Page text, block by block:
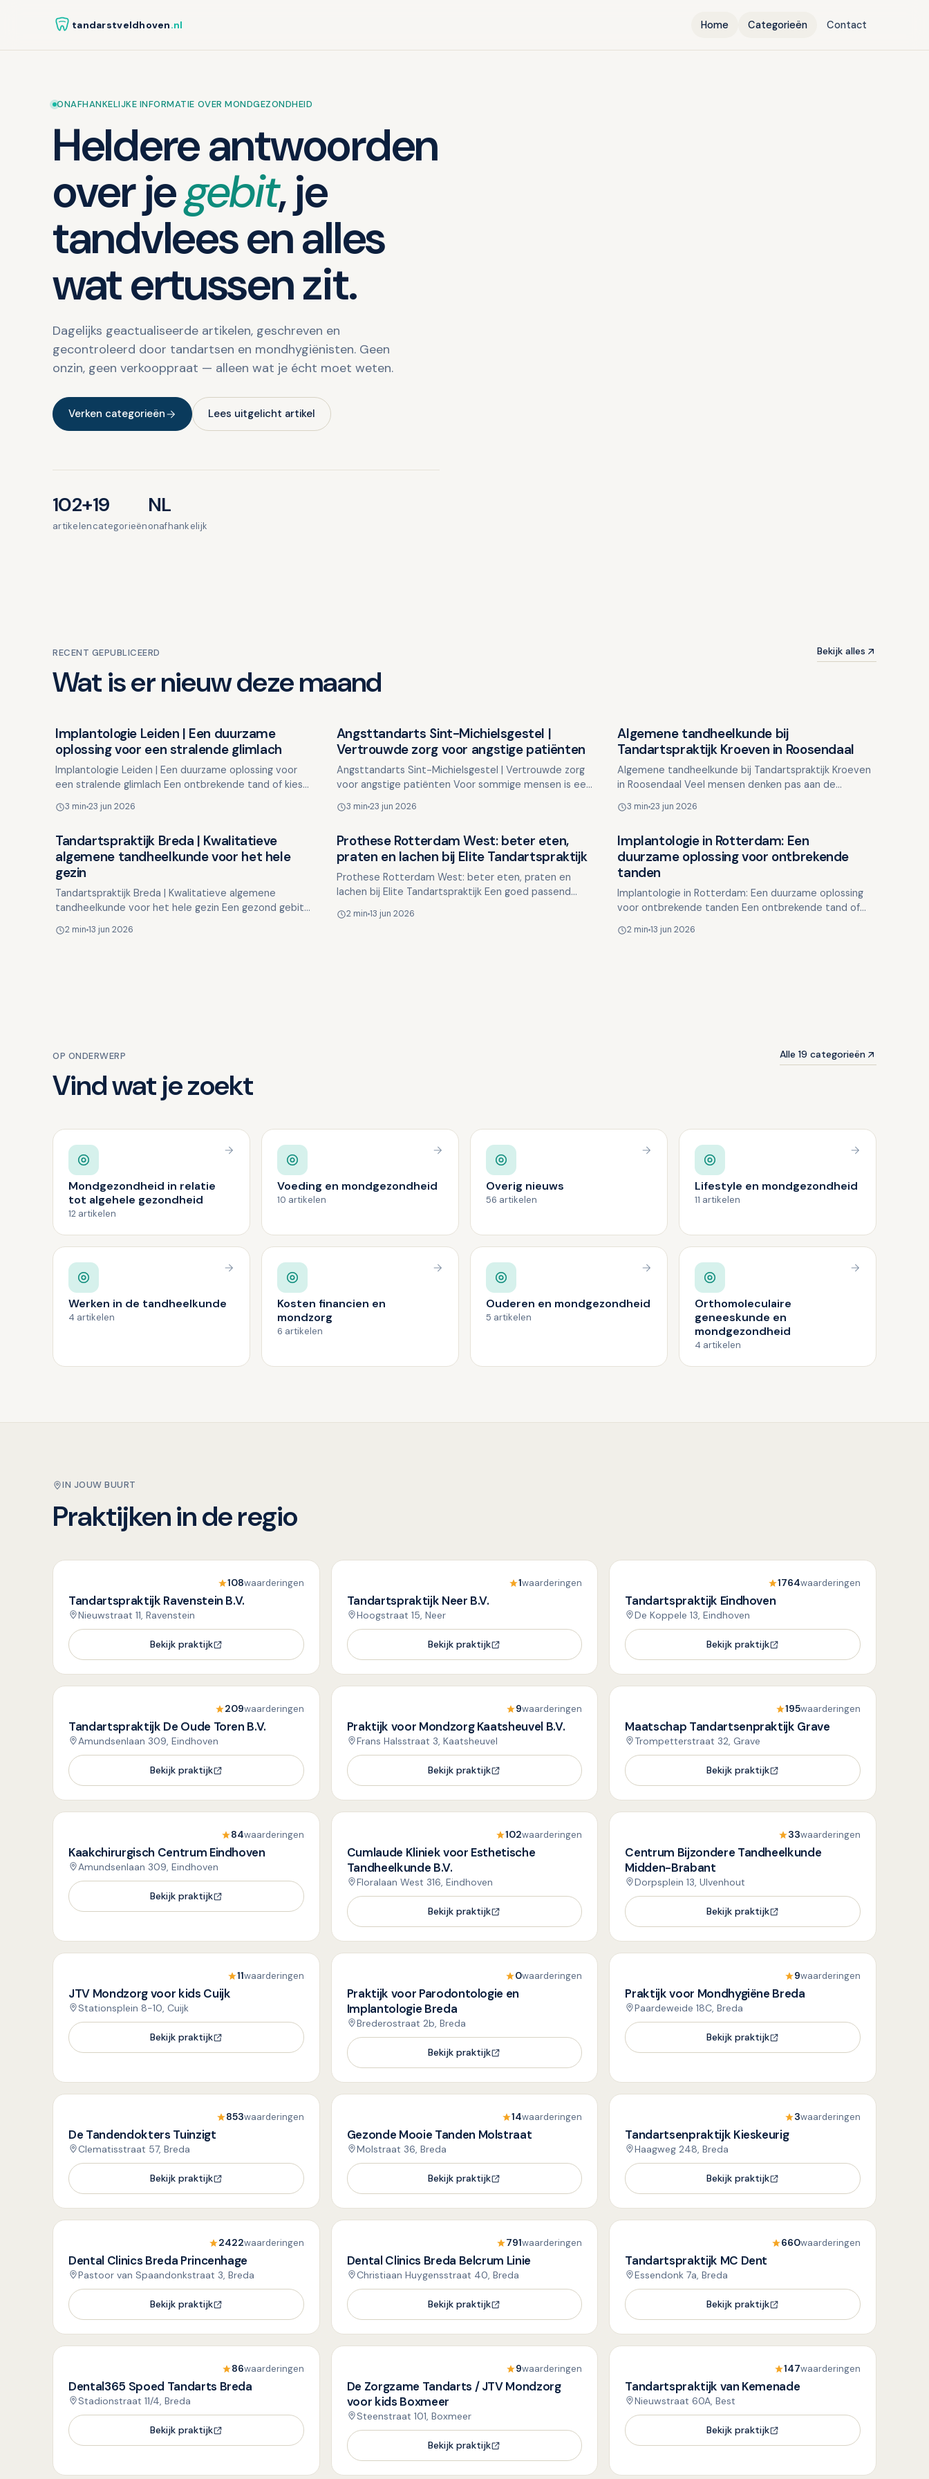
tandarstveldhoven.nl Home Categorieën Contact
ONAFHANKELIJKE INFORMATIE OVER MONDGEZONDHEID
Heldere antwoorden
over jegebit, je
tandvlees en alles
wat ertussen zit.
Dagelijks geactualiseerde artikelen, geschreven en
gecontroleerd door tandartsen en mondhygiënisten. Geen
onzin, geen verkooppraat — alleen wat je écht moet weten.
Verken categorieën Lees uitgelicht artikel
102+
artikelen
19
categorieën
NL
onafhankelijk
RECENT GEPUBLICEERD
Wat is er nieuw deze maand
Bekijk alles
Overig nieuws
Implantologie Leiden | Een duurzame
oplossing voor een stralende glimlach
Implantologie Leiden | Een duurzame oplossing voor
een stralende glimlach Een ontbrekende tand of kies
hebbe…
3 min 23 jun 2026
Overig nieuws
Angsttandarts Sint-Michielsgestel |
Vertrouwde zorg voor angstige patiënten
Angsttandarts Sint-Michielsgestel | Vertrouwde zorg
voor angstige patiënten Voor sommige mensen is een
terwijl …
3 min 23 jun 2026
Overig nieuws
Algemene tandheelkunde bij
Tandartspraktijk Kroeven in Roosendaal
Algemene tandheelkunde bij Tandartspraktijk Kroeven
in Roosendaal Veel mensen denken pas aan de
algemene tandheelk…
3 min23 jun 2026
Overig nieuws
Tandartspraktijk Breda | Kwalitatieve
algemene tandheelkunde voor het hele
gezin
Tandartspraktijk Breda | Kwalitatieve algemene
tandheelkunde voor het hele gezin Een gezond gebit
controles. Helaas w…
2 min 13 jun 2026
Overig nieuws
Prothese Rotterdam West: beter eten,
praten en lachen bij Elite Tandartspraktijk
Prothese Rotterdam West: beter eten, praten en
lachen bij Elite Tandartspraktijk Een goed passend
heeft i…
2 min 13 jun 2026
Overig nieuws
Implantologie in Rotterdam: Een
duurzame oplossing voor ontbrekende
tanden
Implantologie in Rotterdam: Een duurzame oplossing
voor ontbrekende tanden Een ontbrekende tand of
alleen voor u…
2 min13 jun 2026
OP ONDERWERP
Vind wat je zoekt
Alle 19 categorieën
Mondgezondheid in relatie
tot algehele gezondheid
12 artikelen
Voeding en mondgezondheid
10 artikelen
Overig nieuws
56 artikelen
Lifestyle en mondgezondheid
11 artikelen
Werken in de tandheelkunde
4 artikelen
Kosten financien en
mondzorg
6 artikelen
Ouderen en mondgezondheid
5 artikelen
Orthomoleculaire
geneeskunde en
mondgezondheid
4 artikelen
IN JOUW BUURT
Praktijken in de regio
108waarderingen
Tandartspraktijk Ravenstein B.V.
Nieuwstraat 11, Ravenstein
Bekijk praktijk
1waarderingen
Tandartspraktijk Neer B.V.
Hoogstraat 15, Neer
Bekijk praktijk
1764waarderingen
Tandartspraktijk Eindhoven
De Koppele 13, Eindhoven
Bekijk praktijk
209waarderingen
Tandartspraktijk De Oude Toren B.V.
Amundsenlaan 309, Eindhoven
Bekijk praktijk
9waarderingen
Praktijk voor Mondzorg Kaatsheuvel B.V.
Frans Halsstraat 3, Kaatsheuvel
Bekijk praktijk
195waarderingen
Maatschap Tandartsenpraktijk Grave
Trompetterstraat 32, Grave
Bekijk praktijk
84waarderingen
Kaakchirurgisch Centrum Eindhoven
Amundsenlaan 309, Eindhoven
Bekijk praktijk
102waarderingen
Cumlaude Kliniek voor Esthetische
Tandheelkunde B.V.
Floralaan West 316, Eindhoven
Bekijk praktijk
33waarderingen
Centrum Bijzondere Tandheelkunde
Midden-Brabant
Dorpsplein 13, Ulvenhout
Bekijk praktijk
11waarderingen
JTV Mondzorg voor kids Cuijk
Stationsplein 8-10, Cuijk
Bekijk praktijk
0waarderingen
Praktijk voor Parodontologie en
Implantologie Breda
Brederostraat 2b, Breda
Bekijk praktijk
9waarderingen
Praktijk voor Mondhygiëne Breda
Paardeweide 18C, Breda
Bekijk praktijk
853waarderingen
De Tandendokters Tuinzigt
Clematisstraat 57, Breda
Bekijk praktijk
14waarderingen
Gezonde Mooie Tanden Molstraat
Molstraat 36, Breda
Bekijk praktijk
3waarderingen
Tandartsenpraktijk Kieskeurig
Haagweg 248, Breda
Bekijk praktijk
2422waarderingen
Dental Clinics Breda Princenhage
Pastoor van Spaandonkstraat 3, Breda
Bekijk praktijk
791waarderingen
Dental Clinics Breda Belcrum Linie
Christiaan Huygensstraat 40, Breda
Bekijk praktijk
660waarderingen
Tandartspraktijk MC Dent
Essendonk 7a, Breda
Bekijk praktijk
86waarderingen
Dental365 Spoed Tandarts Breda
Stadionstraat 11/4, Breda
Bekijk praktijk
9waarderingen
De Zorgzame Tandarts / JTV Mondzorg
voor kids Boxmeer
Steenstraat 101, Boxmeer
Bekijk praktijk
147waarderingen
Tandartspraktijk van Kemenade
Nieuwstraat 60A, Best
Bekijk praktijk